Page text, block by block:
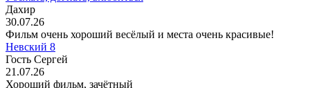
Дахир
30.07.26
Фильм очень хороший весёлый и места очень красивые!
Невский 8
Гость Сергей
21.07.26
Хороший фильм, зачётный